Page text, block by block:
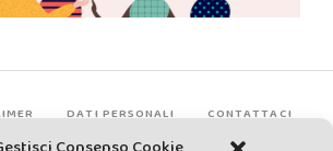
DATI PERSONALI CONTATTACI